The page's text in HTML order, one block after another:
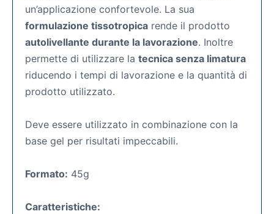
un’applicazione confortevole. La sua
formulazione tissotropica rende il prodotto
autolivellante durante la lavorazione. Inoltre
permette di utilizzare la tecnica senza limatura
riducendo i tempi di lavorazione e la quantità di
prodotto utilizzato.
Deve essere utilizzato in combinazione con la
base gel per risultati impeccabili.
Formato: 45g
Caratteristiche: